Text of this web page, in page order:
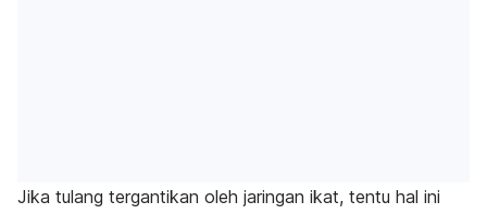
Jika tulang tergantikan oleh jaringan ikat, tentu hal ini